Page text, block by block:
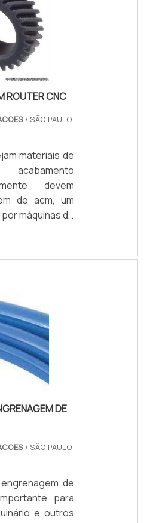
como abrasão,
e diversos
uma boa vida
portanto,
ROUTER CNC
/ SÃO PAULO -
materiais de
devem
de acm, um
máquinas de
capazes de
diversos
cortes,
em router CNC
diversas
atende a:
Tótens;
vários outros
investem no
de ACM em
DE
/ SÃO PAULO -
de
para
e outros